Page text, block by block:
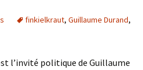
finkielkraut, Guillaume Durand,
l’invité politique de Guillaume